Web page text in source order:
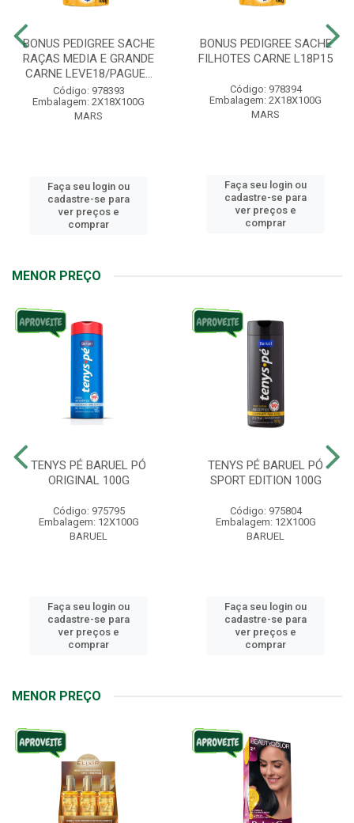
BONUS PEDIGREE SACHE
RAÇAS MEDIA E GRANDE
CARNE LEVE18/PAGUE...
Código: 978393
Embalagem: 2X18X100G
MARS
Faça seu login ou
cadastre-se para
ver preços e
comprar
BONUS PEDIGREE SACHE
FILHOTES CARNE L18P15
Código: 978394
Embalagem: 2X18X100G
MARS
Faça seu login ou
cadastre-se para
ver preços e
comprar
MENOR PREÇO
TENYS PÉ BARUEL PÓ
ORIGINAL 100G
Código: 975795
Embalagem: 12X100G
BARUEL
Faça seu login ou
cadastre-se para
ver preços e
comprar
TENYS PÉ BARUEL PÓ
SPORT EDITION 100G
Código: 975804
Embalagem: 12X100G
BARUEL
Faça seu login ou
cadastre-se para
ver preços e
comprar
MENOR PREÇO